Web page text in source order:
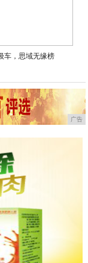
车，思域无缘榜
广告